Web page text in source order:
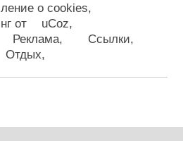
о cookies
от
uCoz
Реклама
Ссылки
Отдых